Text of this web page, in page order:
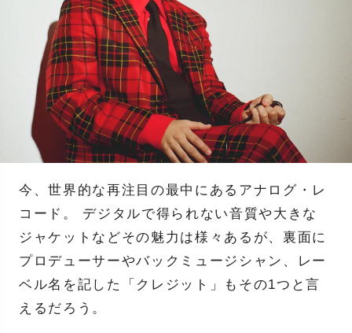
今、世界的な再注目の最中にあるアナログ・レ
コード。 デジタルで得られない音質や大きな
ジャケットなどその魅力は様々あるが、裏面に
プロデューサーやバックミュージシャン、レー
ベル名を記した「クレジット」もその1つと言
えるだろう。